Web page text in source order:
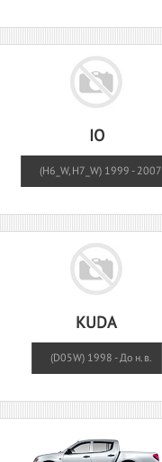
IO
(H6_W, H7_W) 1999 - 2007
KUDA
(D05W) 1998 - До н.в.